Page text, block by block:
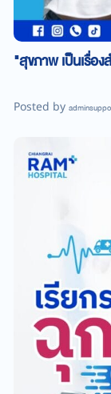
"สุขภาพ เป็นเรื่อง
Posted by